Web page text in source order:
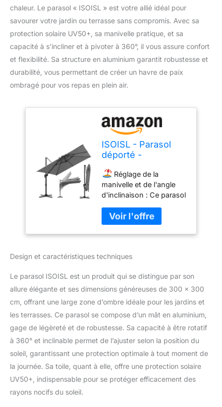
chaleur. Le parasol « ISOISL » est votre allié idéal pour
savourer votre jardin ou terrasse sans compromis. Avec sa
protection solaire UV50+, sa manivelle pratique, et sa
capacité à s’incliner et à pivoter à 360°, il vous assure confort
et flexibilité. Sa structure en aluminium garantit robustesse et
durabilité, vous permettant de créer un havre de paix
ombragé pour vos repas en plein air.
ISOISL - Parasol
déporté -
300 cm - Protection
solaire UV50+ -
Grand parasol de
jardin - Rotation à
360° et inclinable -
Parasol en
aluminium pour
repas extérieur
Réglage de la
manivelle et de l'angle
d'inclinaison : Ce parasol
de support intégré et
mécanisme à manivelle
permet une utilisation
déporté peut être réglé
(2 °, 10 °, 21 °, 60 °) –
Parfaitement adapté à la
position du soleil de
pivotant à 360° : Design
rotatif innovant à 360°,
changez l’orientation du
parasol sans effort grâce
stable permet des
ajustements d'angle
Design et caractéristiques techniques
Le parasol ISOISL est un produit qui se distingue par son
allure élégante et ses dimensions généreuses de 300 x 300
cm, offrant une large zone d’ombre idéale pour les jardins et
les terrasses. Ce parasol se compose d’un mât en aluminium,
gage de légèreté et de robustesse. Sa capacité à être rotatif
à 360° et inclinable permet de l’ajuster selon la position du
soleil, garantissant une protection optimale à tout moment de
la journée. Sa toile, quant à elle, offre une protection solaire
UV50+, indispensable pour se protéger efficacement des
rayons nocifs du soleil.